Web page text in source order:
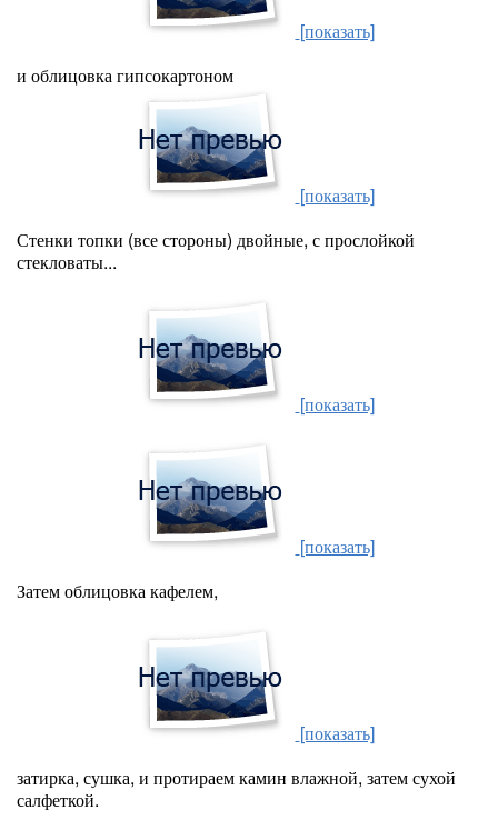
[показать]
и облицовка гипсокартоном
[показать]
Стенки топки (все стороны) двойные, с прослойкой
стекловаты...
[показать]
[показать]
Затем облицовка кафелем,
[показать]
затирка, сушка, и протираем камин влажной, затем сухой
салфеткой.